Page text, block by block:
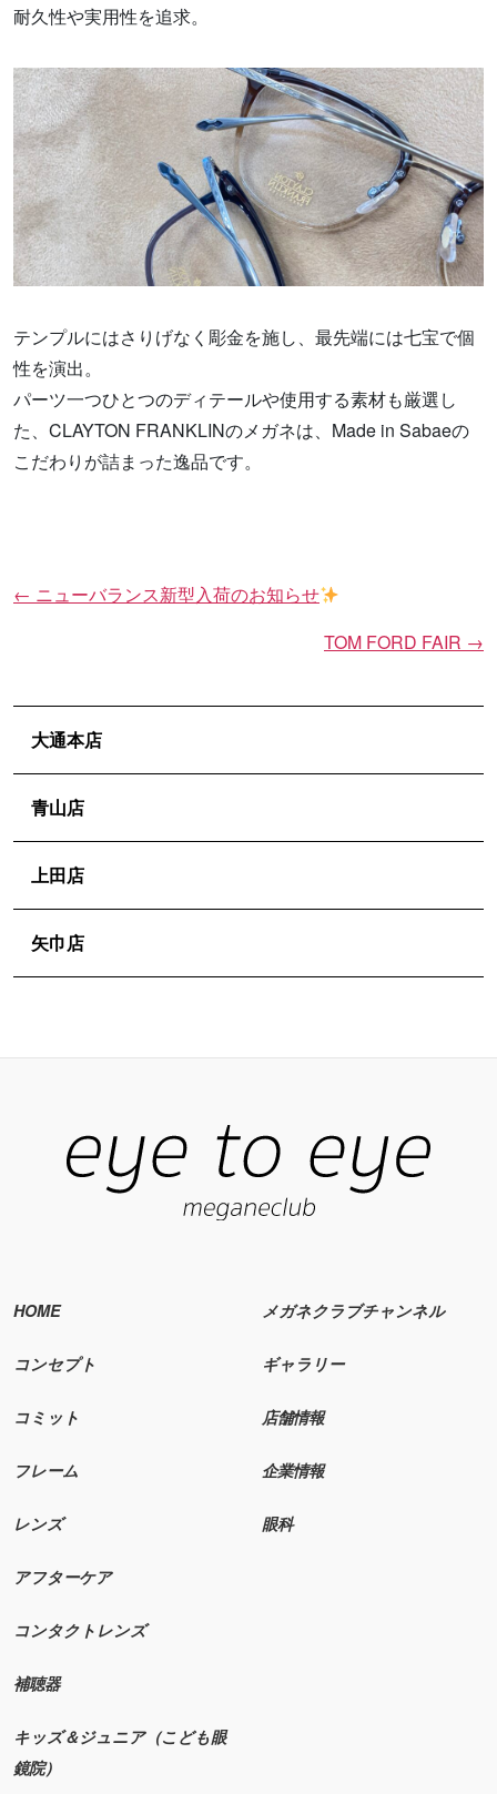
耐久性や実用性を追求。
テンプルにはさりげなく彫金を施し、最先端には七宝で個
性を演出。
パーツ一つひとつのディテールや使用する素材も厳選し
た、CLAYTON FRANKLINのメガネは、Made in Sabaeの
こだわりが詰まった逸品です。
投
ン
← ニューバランス新型入荷のお知らせ
TOM FORD FAIR →
大通本店
青山店
上田店
矢巾店
HOME
コンセプト
コミット
フレーム
レンズ
アフターケア
コンタクトレンズ
補聴器
キッズ＆ジュニア（こども眼
鏡院）
メガネクラブチャンネル
ギャラリー
店舗情報
企業情報
眼科